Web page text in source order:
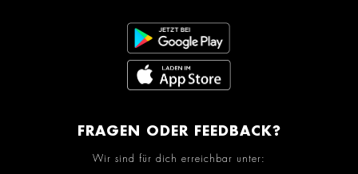
FRAGEN ODER FEEDBACK?
Wir sind für dich erreichbar unter: